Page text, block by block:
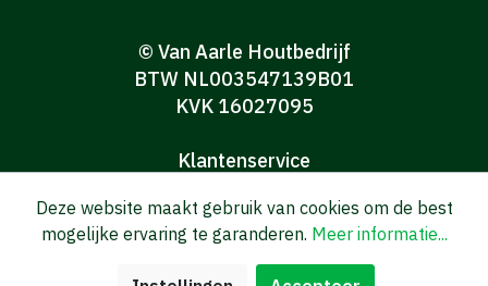
© Van Aarle Houtbedrijf
BTW NL003547139B01
KVK 16027095
Klantenservice
Algemene voorwaarden Consumenten
Privacy verklaring
Disclaimer
Deze website maakt gebruik van cookies om de best
mogelijke ervaring te garanderen. Meer informatie...